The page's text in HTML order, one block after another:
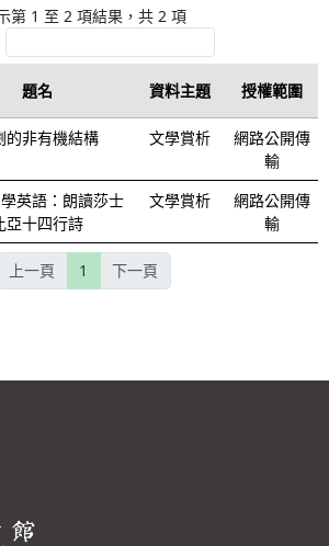
第 1 至 2 項結果，共 2 項
題名 資料主題 授權範圍
的非有機結構 文學賞析
網路公開傳
輸
英語：朗讀莎士
亞十四行詩
文學賞析
網路公開傳
輸
上一頁 1 下一頁